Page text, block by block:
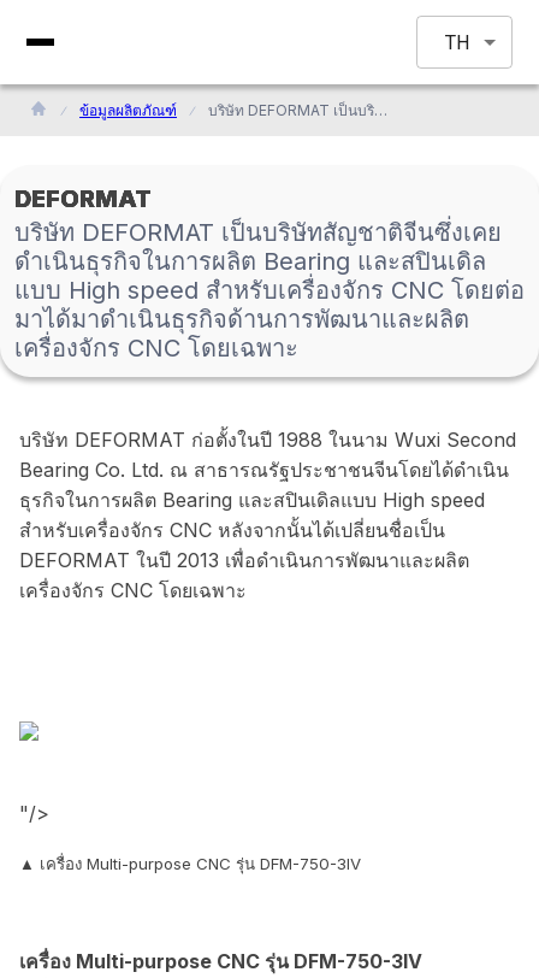
TH
ข้อมูลผลิตภัณฑ์ บริษัท DEFORMAT เป็นบริษัทสัญชาติจีนซึ่งเคยดำเนินธุรกิจในการผลิต Bearing และสปินเดิลแบบ High speed สำหรับเครื่องจักร CNC โดยต่อมาได้มาดำเนินธุรกิจด้านการพัฒนาและผลิตเครื่องจักร CNC โดยเฉพาะ
DEFORMAT
บริษัท DEFORMAT เป็นบริษัทสัญชาติจีนซึ่งเคย
ดำเนินธุรกิจในการผลิต Bearing และสปินเดิล
แบบ High speed สำหรับเครื่องจักร CNC โดยต่อ
มาได้มาดำเนินธุรกิจด้านการพัฒนาและผลิต
เครื่องจักร CNC โดยเฉพาะ
บริษัท DEFORMAT ก่อตั้งในปี 1988 ในนาม Wuxi Second
Bearing Co. Ltd. ณ สาธารณรัฐประชาชนจีนโดยได้ดำเนิน
ธุรกิจในการผลิต Bearing และสปินเดิลแบบ High speed
สำหรับเครื่องจักร CNC หลังจากนั้นได้เปลี่ยนชื่อเป็น
DEFORMAT ในปี 2013 เพื่อดำเนินการพัฒนาและผลิต
เครื่องจักร CNC โดยเฉพาะ
"/>
▲ เครื่อง Multi-purpose CNC รุ่น DFM-750-3IV
เครื่อง Multi-purpose CNC รุ่น DFM-750-3IV